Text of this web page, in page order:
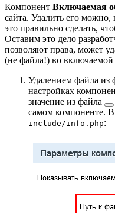
Компонент Включаемая
сайта. Удалить его можно,
это правильно сделать,
Оставим это дело
позволяют права, может
(не файла!) во
Удалением файла из
настройках
значение из файла
самом компоненте.
include/info.php: